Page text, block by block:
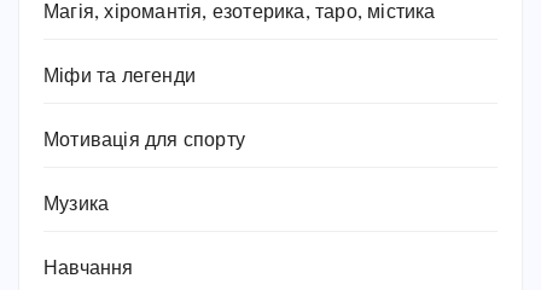
Магія, хіромантія, езотерика, таро, містика
Міфи та легенди
Мотивація для спорту
Музика
Навчання